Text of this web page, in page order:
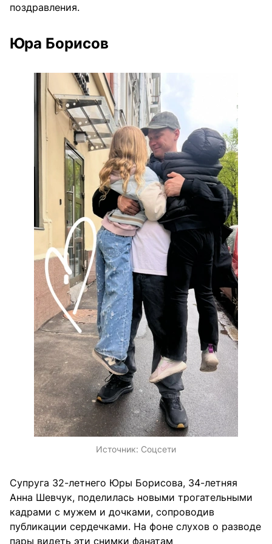
поздравления.
Юра Борисов
Источник: Соцсети
Супруга 32-летнего Юры Борисова, 34-летняя
Анна Шевчук, поделилась новыми трогательными
кадрами с мужем и дочками, сопроводив
публикации сердечками. На фоне слухов о разводе
пары видеть эти снимки фанатам